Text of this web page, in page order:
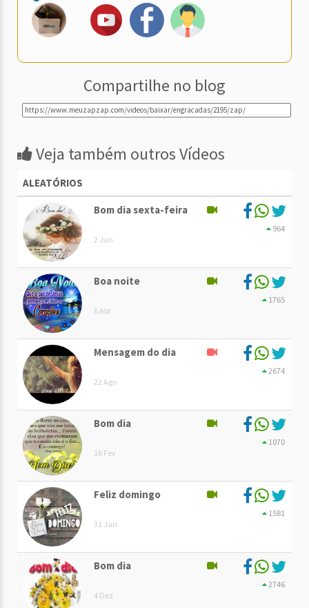
Compartilhe no blog
Veja também outros Vídeos
ALEATÓRIOS
Bom dia sexta-feira
2 Jun
964
Boa noite
6 Abr
1765
Mensagem do dia
22 Ago
2674
Bom dia
16 Fev
1070
Feliz domingo
31 Jan
1581
Bom dia
4 Dez
2746